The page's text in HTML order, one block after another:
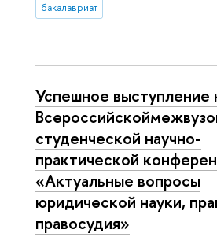
бакалавриат
Успешное выступление
студенческой научно-
практической
«Актуальные вопросы
юридической науки,
правосудия»